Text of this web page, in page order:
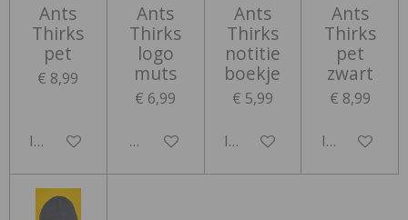
Ants
Thirks
pet
€ 8,99
In winkelwagen
Ants
Thirks
logo
muts
€ 6,99
Houd mij op de hoogte
Ants
Thirks
notitie
boekje
€ 5,99
In winkelwagen
Ants
Thirks
pet
zwart
€ 8,99
In